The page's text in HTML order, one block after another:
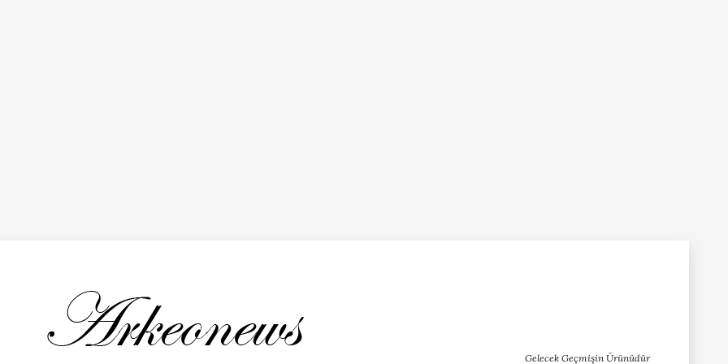
Gelecek Geçmişin Ürünüdür